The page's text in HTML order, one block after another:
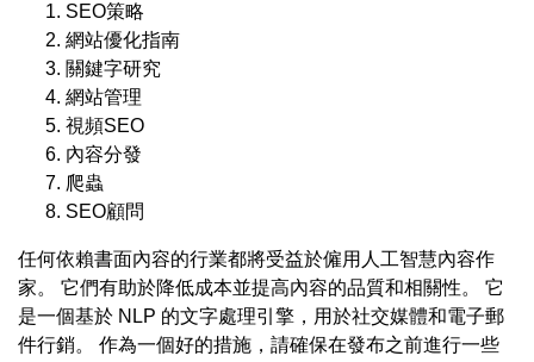
SEO策略
網站優化指南
關鍵字研究
網站管理
視頻SEO
內容分發
爬蟲
SEO顧問
任何依賴書面內容的行業都將受益於僱用人工智慧內容作
家。 它們有助於降低成本並提高內容的品質和相關性。 它
是一個基於 NLP 的文字處理引擎，用於社交媒體和電子郵
件行銷。 作為一個好的措施，請確保在發布之前進行一些